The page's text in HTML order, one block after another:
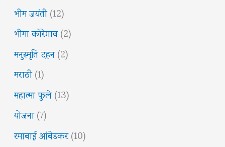
भीम जयंती(12)
भीमा कोरेगाव(2)
मनुस्मृति दहन(2)
मराठी(1)
महात्मा फुले(13)
योजना(7)
रमाबाई आंबेडकर(10)